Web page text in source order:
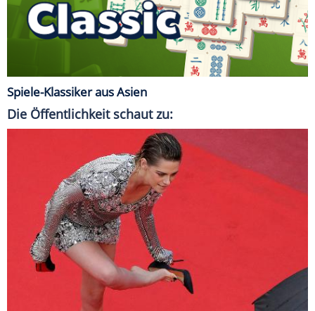
Spiele-Klassiker aus Asien
Die Öffentlichkeit schaut zu: